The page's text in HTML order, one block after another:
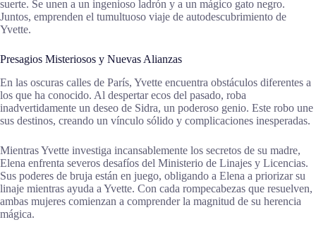
suerte. Se unen a un ingenioso ladrón y a un mágico gato negro.
Juntos, emprenden el tumultuoso viaje de autodescubrimiento de
Yvette.
Presagios Misteriosos y Nuevas Alianzas
En las oscuras calles de París, Yvette encuentra obstáculos diferentes a
los que ha conocido. Al despertar ecos del pasado, roba
inadvertidamente un deseo de Sidra, un poderoso genio. Este robo une
sus destinos, creando un vínculo sólido y complicaciones inesperadas.
Mientras Yvette investiga incansablemente los secretos de su madre,
Elena enfrenta severos desafíos del Ministerio de Linajes y Licencias.
Sus poderes de bruja están en juego, obligando a Elena a priorizar su
linaje mientras ayuda a Yvette. Con cada rompecabezas que resuelven,
ambas mujeres comienzan a comprender la magnitud de su herencia
mágica.